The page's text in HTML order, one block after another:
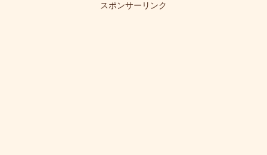
スポンサーリンク